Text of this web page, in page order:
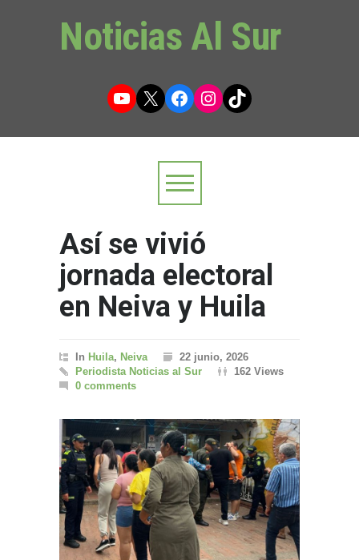
Noticias Al Sur
YouTube
X Facebook
Instagram
TikTok
Así se vivió
jornada electoral
en Neiva y Huila
In Huila, Neiva
22 junio, 2026
Periodista Noticias al Sur
162 Views
0 comments